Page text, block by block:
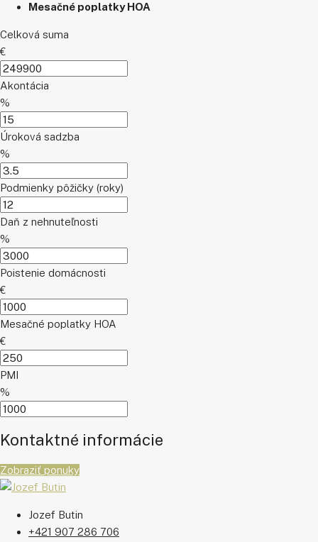
Mesačné poplatky HOA
Celková suma
€
Akontácia
%
Úroková sadzba
%
Podmienky pôžičky (roky)
Daň z nehnuteľnosti
%
Poistenie domácnosti
€
Mesačné poplatky HOA
€
PMI
%
Kontaktné informácie
Zobraziť ponuky
Jozef Butin
+421 907 286 706